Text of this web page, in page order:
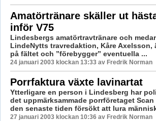
Amatörtränare skäller ut
inför V75
Lindesbergs amatörtravtränare och
LindeNytts travredaktion, Kåre Axelsson,
på fältet och ”förebygger” eventuella ...
24 januari 2003 klockan 13:33 av Fredrik Norman
Porrfaktura växte lavinartat
Ytterligare en person i Lindesberg har
det uppmärksammade porrföretaget
den senaste tiden försökt att lura
27 januari 2003 klockan 10:36 av Fredrik Norman